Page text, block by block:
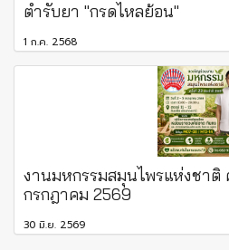
ตำรับยา "กรดไหลย้อน"
1 ก.ค. 2568
งานมหกรรมสมุนไพรแห่งชาติ
กรกฎาคม 2569
30 มิ.ย. 2569